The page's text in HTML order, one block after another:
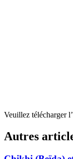
Veuillez télécharger
Autres